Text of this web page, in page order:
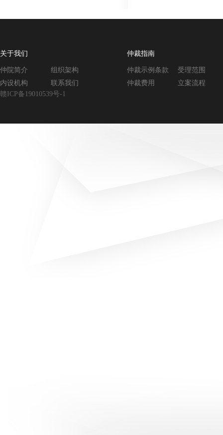
关于我们
仲院简介
组织架构
内设机构
联系我们
仲裁指南
仲裁示例条款
受理范围
仲裁费用
立案流程
赣ICP备19010539号-1